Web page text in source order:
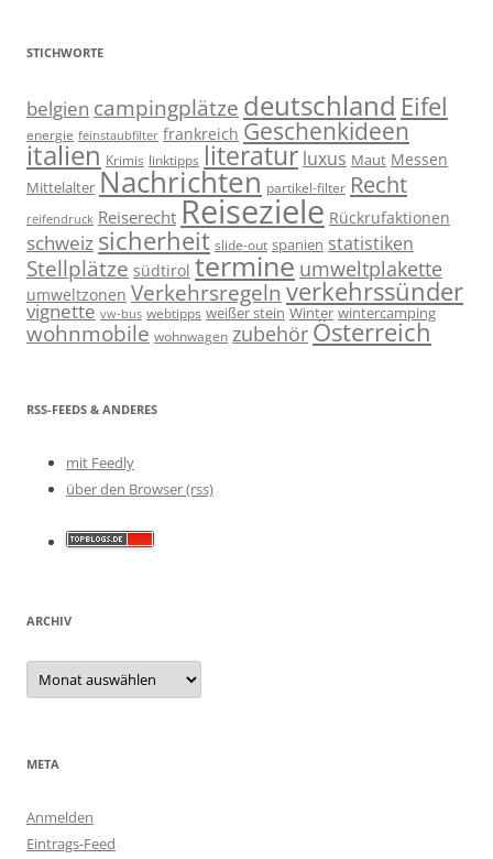
STICHWORTE
belgien campingplätze deutschland Eifel
energie feinstaubfilter frankreich Geschenkideen
italien Krimis linktipps literatur luxus Maut Messen
Mittelalter Nachrichten partikel-filter Recht
reifendruck Reiserecht Reiseziele Rückrufaktionen
schweiz sicherheit slide-out spanien statistiken
Stellplätze südtirol termine umweltplakette
umweltzonen Verkehrsregeln verkehrssünder
vignette vw-bus webtipps weißer stein Winter wintercamping
wohnmobile wohnwagen zubehör Österreich
RSS-FEEDS & ANDERES
mit Feedly
über den Browser (rss)
ARCHIV
Archiv
META
Anmelden
Eintrags-Feed